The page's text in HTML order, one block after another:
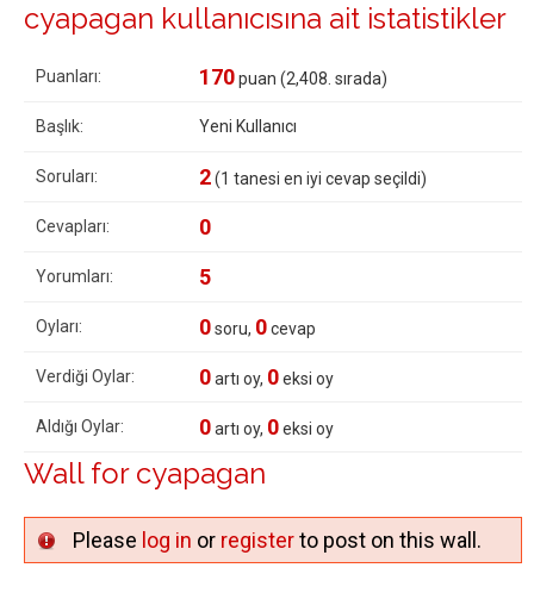
cyapagan kullanıcısına ait istatistikler
Puanları: 170puan (2,408 . sırada)
Başlık: Yeni Kullanıcı
Soruları: 2(1 tanesi en iyi cevap seçildi)
Cevapları: 0
Yorumları: 5
Oyları: 0soru, 0cevap
Verdiği Oylar: 0artı oy, 0eksi oy
Aldığı Oylar: 0artı oy, 0eksi oy
Wall for cyapagan
Please log in or registerto post on this wall.